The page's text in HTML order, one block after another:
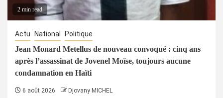
2 min read
Actu National Politique
Jean Monard Metellus de nouveau convoqué : cinq ans
après l’assassinat de Jovenel Moïse, toujours aucune
condamnation en Haïti
6 août 2026 Djovany MICHEL